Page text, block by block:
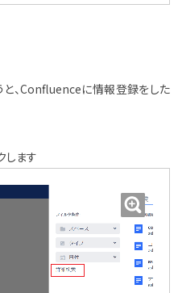
と、Confluenceに情報登録をした
します